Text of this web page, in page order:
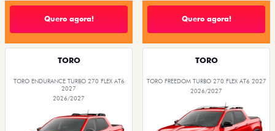
Quero agora! Quero agora!
TORO
TORO ENDURANCE TURBO 270 FLEX AT6
2027
2026/2027
TORO
TORO FREEDOM TURBO 270 FLEX AT6 2027
2026/2027